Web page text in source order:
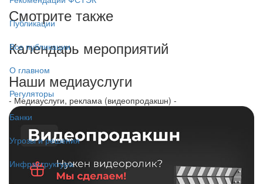
Публикации
Все публикации
О главном
Регуляторы
Банки
Угрозы и решения
Инфраструктура
Смотрите также
Календарь мероприятий
Наши медиауслуги
- Медиауслуги, реклама (видеопродакшн) -